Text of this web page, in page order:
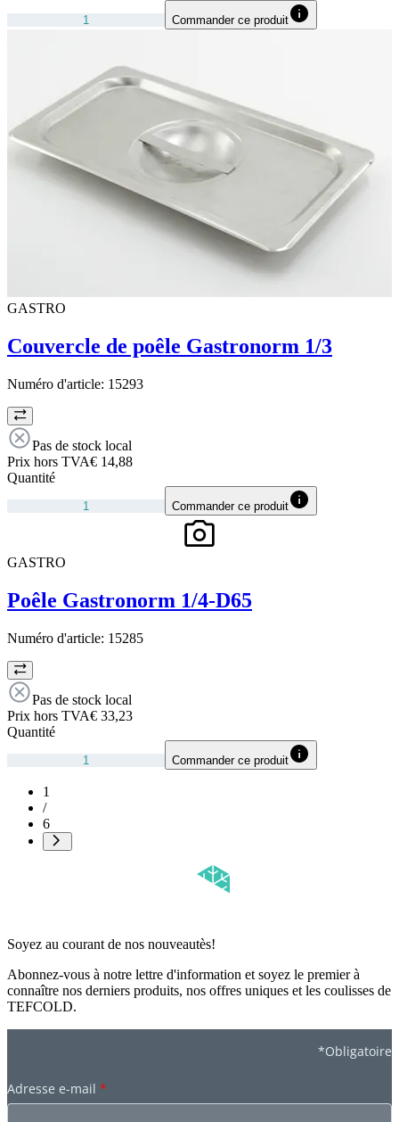
Commander ce produit
GASTRO
Couvercle de poêle Gastronorm 1/3
Numéro d'article: 15293
Pas de stock local
Prix hors TVA€ 14,88
Quantité
Commander ce produit
GASTRO
Poêle Gastronorm 1/4-D65
Numéro d'article: 15285
Pas de stock local
Prix hors TVA€ 33,23
Quantité
Commander ce produit
1
/
6
Soyez au courant de nos nouveautès!
Abonnez-vous à notre lettre d'information et soyez le premier à
connaître nos derniers produits, nos offres uniques et les coulisses de
TEFCOLD.
*Obligatoire
Adresse e-mail *